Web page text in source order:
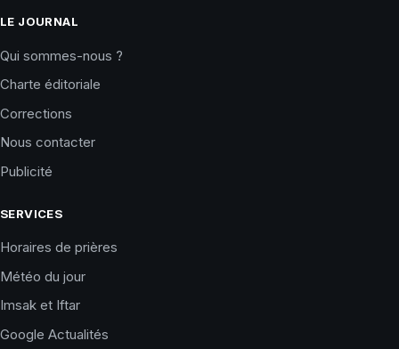
LE JOURNAL
Qui sommes-nous ?
Charte éditoriale
Corrections
Nous contacter
Publicité
SERVICES
Horaires de prières
Météo du jour
Imsak et Iftar
Google Actualités